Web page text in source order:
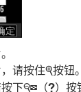
请按住X按钮。
下W （Q）按